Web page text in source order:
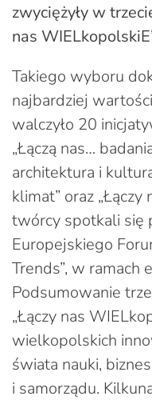
zwyciężyły w
nas
Takiego wyboru
najbardziej
walczyło 20
„Łączą nas…
architektura i
klimat” oraz „Łączy
twórcy spotkali się
Europejskiego
Trends”, w ramach
Podsumowanie
„Łączy nas
wielkopolskich
świata nauki,
i samorządu.